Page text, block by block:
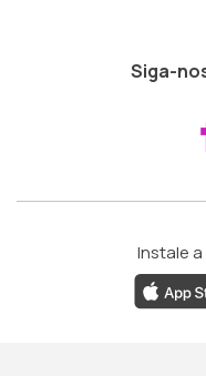
Siga-
Instale